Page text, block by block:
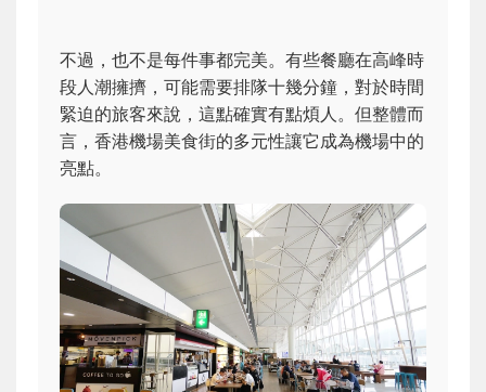
不過，也不是每件事都完美。有些餐廳在高峰時
段人潮擁擠，可能需要排隊十幾分鐘，對於時間
緊迫的旅客來說，這點確實有點煩人。但整體而
言，香港機場美食街的多元性讓它成為機場中的
亮點。